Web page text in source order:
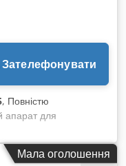
Зателефонувати
, Повністю
апарат для
подача та
220В, 2,5кВт;
роботи машини в
Мала оголошення